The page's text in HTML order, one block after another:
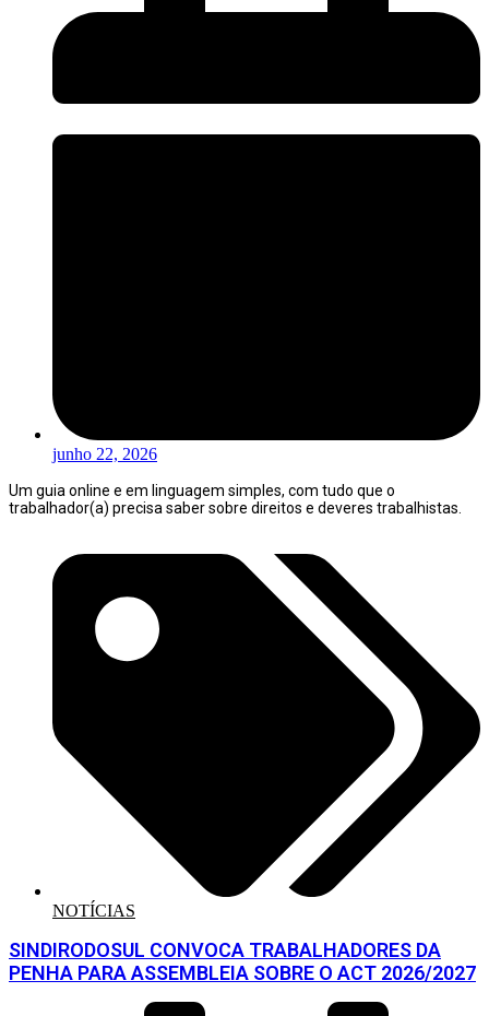
junho 22, 2026
Um guia online e em linguagem simples, com tudo que o
trabalhador(a) precisa saber sobre direitos e deveres trabalhistas.
NOTÍCIAS
SINDIRODOSUL CONVOCA TRABALHADORES DA
PENHA PARA ASSEMBLEIA SOBRE O ACT 2026/2027